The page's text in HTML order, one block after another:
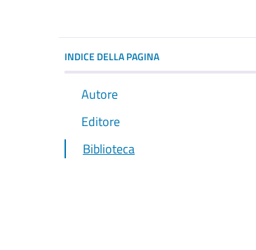
INDICE DELLA PAGINA
Autore
Editore
Biblioteca